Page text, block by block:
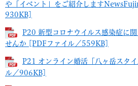
や「イベント」をご紹介します
930KB]
P20 新型コロナウイルス感染症に
せんか [PDFファイル／559KB]
P21 オンライン婚活「八ヶ岳スタ
ル／906KB]